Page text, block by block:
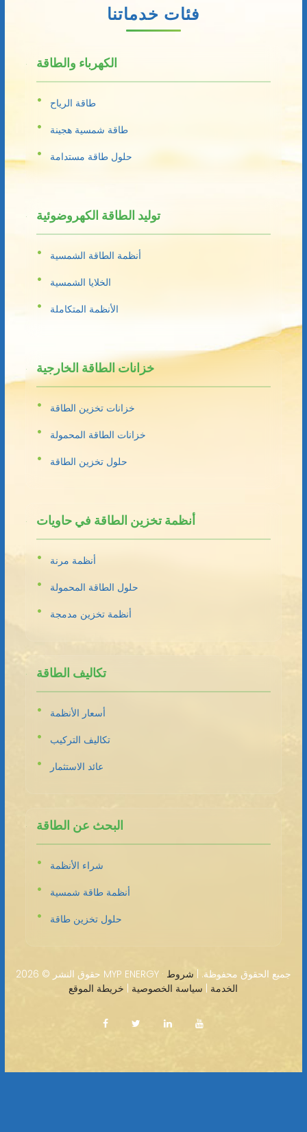
فئات خدماتنا
الكهرباء والطاقة
طاقة الرياح
طاقة شمسية هجينة
حلول طاقة مستدامة
توليد الطاقة الكهروضوئية
أنظمة الطاقة الشمسية
الخلايا الشمسية
الأنظمة المتكاملة
خزانات الطاقة الخارجية
خزانات تخزين الطاقة
خزانات الطاقة المحمولة
حلول تخزين الطاقة
أنظمة تخزين الطاقة في حاويات
أنظمة مرنة
حلول الطاقة المحمولة
أنظمة تخزين مدمجة
تكاليف الطاقة
أسعار الأنظمة
تكاليف التركيب
عائد الاستثمار
البحث عن الطاقة
شراء الأنظمة
أنظمة طاقة شمسية
حلول تخزين طاقة
حقوق النشر © 2026 MYP ENERGY · جميع الحقوق محفوظة. | شروط
الخدمة | سياسة الخصوصية | خريطة الموقع